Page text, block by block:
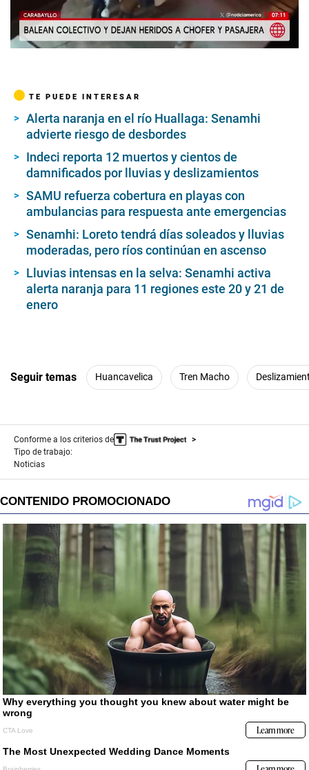
00:00 / 01:22
TE PUEDE INTERESAR
Alerta naranja en el río Huallaga: Senamhi
advierte riesgo de desbordes
Indeci reporta 12 muertos y cientos de
damnificados por lluvias y deslizamientos
SAMU refuerza cobertura en playas con
ambulancias para respuesta ante emergencias
Senamhi: Loreto tendrá días soleados y lluvias
moderadas, pero ríos continúan en ascenso
Lluvias intensas en la selva: Senamhi activa
alerta naranja para 11 regiones este 20 y 21 de
enero
Seguir temas Huancavelica Tren Macho
Conforme a los criterios de
Tipo de trabajo:
Noticias